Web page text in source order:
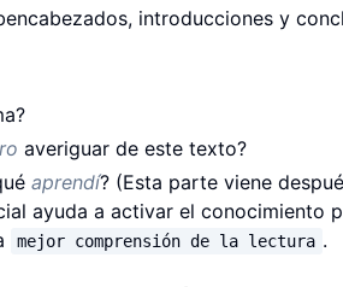
introducciones y
averiguar de este texto?
aprendí? (Esta parte viene
ayuda a activar el conocimiento
mejor comprensión de la lectura .